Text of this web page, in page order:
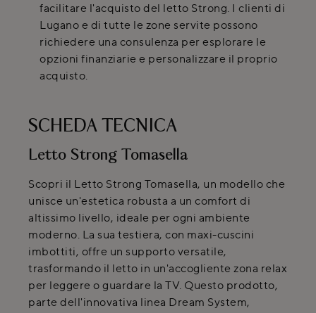
facilitare l'acquisto del letto Strong. I clienti di
Lugano e di tutte le zone servite possono
richiedere una consulenza per esplorare le
opzioni finanziarie e personalizzare il proprio
acquisto.
SCHEDA TECNICA
Letto Strong Tomasella
Scopri il Letto Strong Tomasella, un modello che
unisce un'estetica robusta a un comfort di
altissimo livello, ideale per ogni ambiente
moderno. La sua testiera, con maxi-cuscini
imbottiti, offre un supporto versatile,
trasformando il letto in un'accogliente zona relax
per leggere o guardare la TV. Questo prodotto,
parte dell'innovativa linea Dream System,